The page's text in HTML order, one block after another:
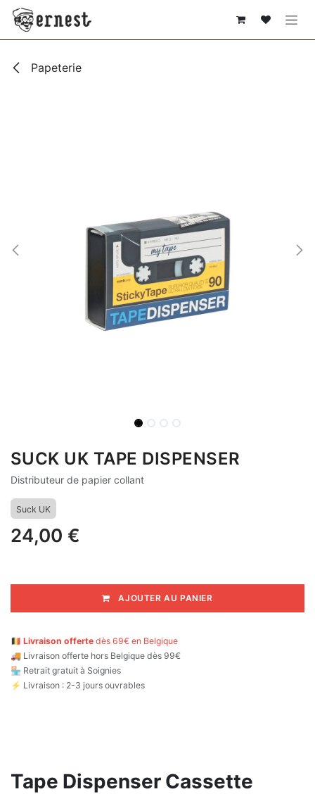
SE RENDRE AU CONTENU
Papeterie
SUCK UK TAPE DISPENSER
Distributeur de papier collant
Suck UK
24,00 €
AJOUTER AU PANIER
🇧🇪 Livraison offerte dès 69€ en Belgique
🚚 Livraison offerte hors Belgique dès 99€
🏪 Retrait gratuit à Soignies
⚡ Livraison : 2-3 jours ouvrables
Tape Dispenser Cassette